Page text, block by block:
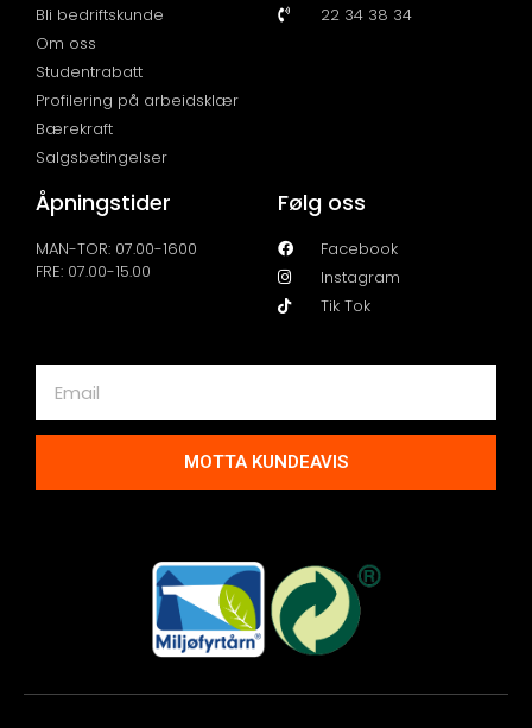
Bli bedriftskunde
Om oss
Studentrabatt
Profilering på arbeidsklær
Bærekraft
Salgsbetingelser
22 34 38 34
Åpningstider
MAN-TOR: 07.00-1600
FRE: 07.00-15.00
Følg oss
Facebook
Instagram
Tik Tok
MOTTA KUNDEAVIS